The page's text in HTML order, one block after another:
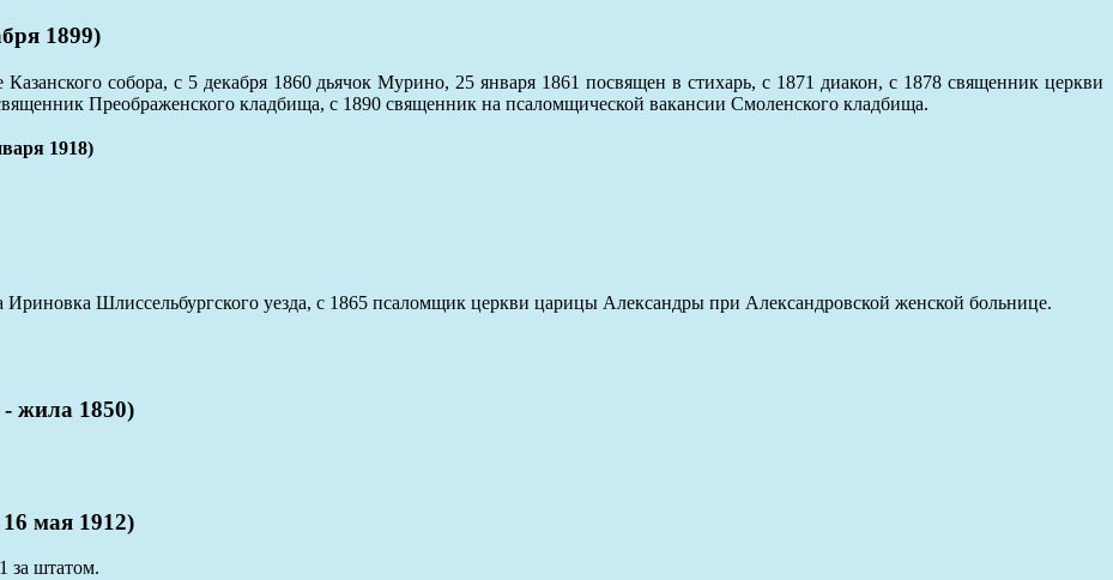
1899)
собора, с 5 декабря 1860 дьячок Мурино, 25 января 1861 посвящен в стихарь, с 1871 диакон, с 1878 священник церкви
Преображенского кладбища, с 1890 священник на псаломщической вакансии Смоленского кладбища.
1918)
Шлиссельбургского уезда, с 1865 псаломщик церкви царицы Александры при Александровской женской больнице.
1850)
мая 1912)
за штатом.